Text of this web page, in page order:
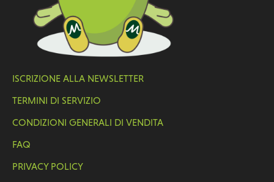
ISCRIZIONE ALLA NEWSLETTER
TERMINI DI SERVIZIO
CONDIZIONI GENERALI DI VENDITA
FAQ
PRIVACY POLICY